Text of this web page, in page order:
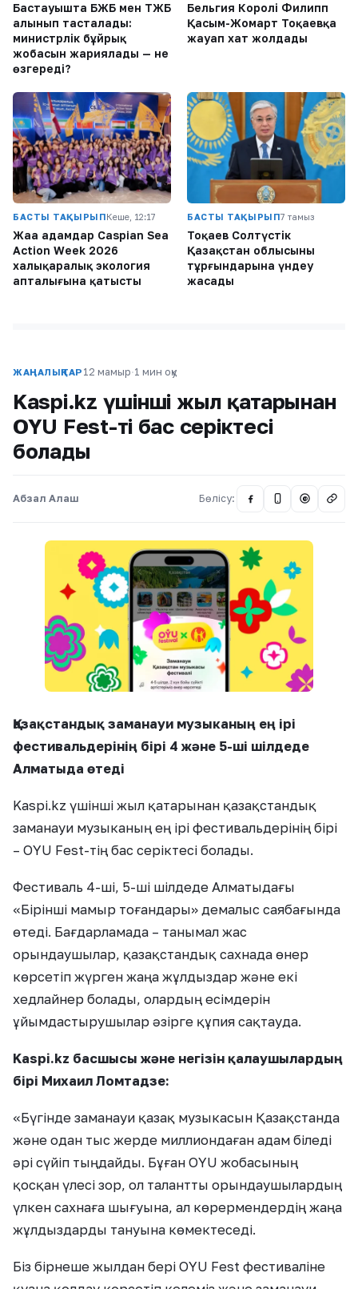
Бастауышта БЖБ мен ТЖБ
алынып тасталады:
министрлік бұйрық
жобасын жариялады — не
өзгереді?
Бельгия Королі Филипп
Қасым-Жомарт Тоқаевқа
жауап хат жолдады
БАСТЫ ТАҚЫРЫПКеше, 12:17
Жаңа адамдар Caspian Sea
Action Week 2026
халықаралық экология
апталығына қатысты
БАСТЫ ТАҚЫРЫП7 тамыз
Тоқаев Солтүстік
Қазақстан облысының
тұрғындарына үндеу
жасады
ЖАҢАЛЫҚТАР 12 мамыр·1 мин оқу
Kaspi.kz үшінші жыл қатарынан
OYU Fest-тің бас серіктесі
болады
Абзал Алаш Бөлісу: @
Қазақстандық заманауи музыканың ең ірі
фестивальдерінің бірі 4 және 5-ші шілдеде
Алматыда өтеді
Kaspi.kz үшінші жыл қатарынан қазақстандық
заманауи музыканың ең ірі фестивальдерінің бірі
– OYU Fest-тің бас серіктесі болады.
Фестиваль 4-ші, 5-ші шілдеде Алматыдағы
«Бірінші мамыр тоғандары» демалыс саябағында
өтеді. Бағдарламада – танымал жас
орындаушылар, қазақстандық сахнада өнер
көрсетіп жүрген жаңа жұлдыздар және екі
хедлайнер болады, олардың есімдерін
ұйымдастырушылар әзірге құпия сақтауда.
Kaspi.kz басшысы және негізін қалаушылардың
бірі Михаил Ломтадзе:
«Бүгінде заманауи қазақ музыкасын Қазақстанда
және одан тыс жерде миллиондаған адам біледі
әрі сүйіп тыңдайды. Бұған OYU жобасының
қосқан үлесі зор, ол талантты орындаушылардың
үлкен сахнаға шығуына, ал көрермендердің жаңа
жұлдыздарды тануына көмектеседі.
Біз бірнеше жылдан бері OYU Fest фестиваліне